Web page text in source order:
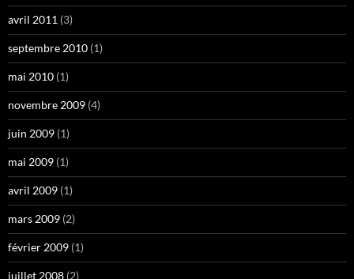
avril 2011 (3)
septembre 2010 (1)
mai 2010 (1)
novembre 2009 (4)
juin 2009 (1)
mai 2009 (1)
avril 2009 (1)
mars 2009 (2)
février 2009 (1)
juillet 2008 (2)